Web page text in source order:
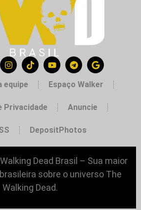
equipe Espaço Walker
Privacidade Anuncie
DepositPhotos
Dead Brasil – Sua maior
sobre o universo The
Walking Dead.